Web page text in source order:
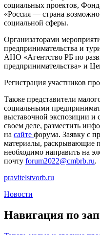
социальных проектов,
«Россия — страна
социальной сферы.
Организаторами
предпринимательства и
АНО «Агентство РБ по
предпринимательства» и
Регистрация участников
Также представители
социальными
выставочной экспозиции и
своем деле, разместить
на сайте форума. Заявку с
материалы, раскрывающие
необходимо направить на
почту forum2022@cmbrb.ru.
pravitelstvorb.ru
Новости
Навигация по